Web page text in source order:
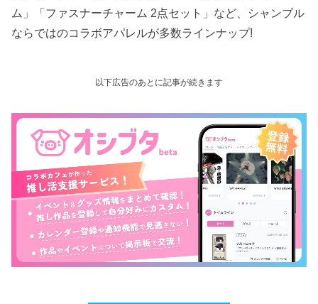
ム」「ファスナーチャーム 2点セット」など、シャンブル
ならではのコラボアパレルが多数ラインナップ!
以下広告のあとに記事が続きます